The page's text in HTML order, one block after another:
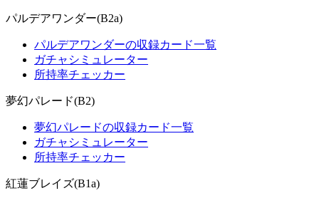
パルデアワンダー(B2a)
パルデアワンダーの収録カード一覧
ガチャシミュレーター
所持率チェッカー
夢幻パレード(B2)
夢幻パレードの収録カード一覧
ガチャシミュレーター
所持率チェッカー
紅蓮ブレイズ(B1a)